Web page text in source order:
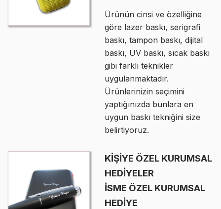
Ürünün cinsi ve özelliğine
göre lazer baskı, serigrafi
baskı, tampon baskı, dijital
baskı, UV baskı, sıcak baskı
gibi farklı teknikler
uygulanmaktadır.
Ürünlerinizin seçimini
yaptığınızda bunlara en
uygun baskı tekniğini size
belirtiyoruz.
KİŞİYE ÖZEL KURUMSAL
HEDİYELER
İSME ÖZEL KURUMSAL
HEDİYE